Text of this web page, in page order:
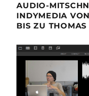
AUDIO-
INDYMEDIA
BIS ZU